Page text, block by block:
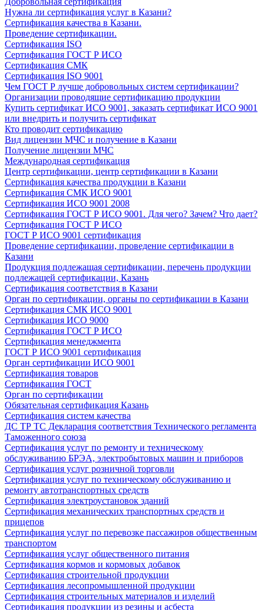
Нужна ли сертификация услуг в Казани?
Сертификация качества в Казани.
Проведение сертификации.
Сертификация ISO
Сертификация ГОСТ Р ИСО
Сертификация СМК
Сертификация ISO 9001
Чем ГОСТ Р лучше добровольных систем сертификации?
Организации проводящие сертификацию продукции
Купить сертификат ИСО 9001, заказать сертификат ИСО 9001
или внедрить и получить сертификат
Кто проводит сертификацию
Вид лицензии МЧС и получение в Казани
Получение лицензии МЧС
Международная сертификация
Центр сертификации, центр сертификации в Казани
Сертификация качества продукции в Казани
Сертификация СМК ИСО 9001
Сертификация ИСО 9001 2008
Сертификация ГОСТ Р ИСО 9001. Для чего? Зачем? Что дает?
Сертификация ГОСТ Р ИСО
ГОСТ Р ИСО 9001 сертификация
Проведение сертификации, проведение сертификации в
Казани
Продукция подлежащая сертификации, перечень продукции
подлежащей сертификации, Казань
Сертификация соответствия в Казани
Орган по сертификации, органы по сертификации в Казани
Сертификация СМК ИСО 9001
Сертификация ИСО 9000
Сертификация ГОСТ Р ИСО
Сертификация менеджмента
ГОСТ Р ИСО 9001 сертификация
Орган сертификации ИСО 9001
Сертификация товаров
Сертификация ГОСТ
Орган по сертификации
Обязательная сертификация Казань
Сертификация систем качества
ДС ТР ТС Декларация соответствия Технического регламента
Таможенного союза
Сертификация услуг по ремонту и техническому
обслуживанию БРЭА, электробытовых машин и приборов
Сертификация услуг розничной торговли
Сертификация услуг по техническому обслуживанию и
ремонту автотранспортных средств
Сертификация электроустановок зданий
Сертификация механических транспортных средств и
прицепов
Сертификация услуг по перевозке пассажиров общественным
транспортом
Сертификация услуг общественного питания
Сертификация кормов и кормовых добавок
Сертификация строительной продукции
Сертификация лесопромышленной продукции
Сертификация строительных материалов и изделий
Сертификация продукции из резины и асбеста